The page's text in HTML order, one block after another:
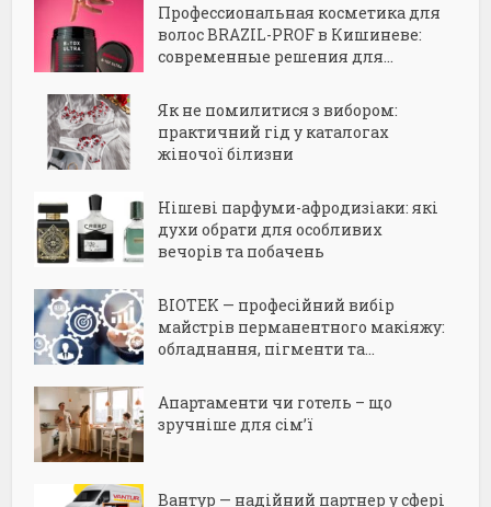
Профессиональная косметика для
волос BRAZIL-PROF в Кишиневе:
современные решения для...
Як не помилитися з вибором:
практичний гід у каталогах
жіночої білизни
Нішеві парфуми-афродизіаки: які
духи обрати для особливих
вечорів та побачень
BIOTEK — професійний вибір
майстрів перманентного макіяжу:
обладнання, пігменти та...
Апартаменти чи готель – що
зручніше для сім’ї
Вантур — надійний партнер у сфері